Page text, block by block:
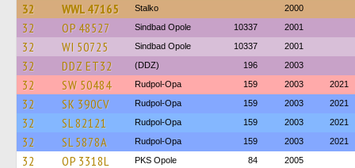
32 WWL 47165 Stalko 2000
32 OP 48527 Sindbad Opole 10337 2001
32 WI 50725 Sindbad Opole 10337 2001
32 DDZ ET32 (DDZ) 196 2003
32 SW 50484 Rudpol-Opa 159 2003 2021
32 SK 390CV Rudpol-Opa 159 2003 2021
32 SL 82121 Rudpol-Opa 159 2003 2021
32 SL 5878A Rudpol-Opa 159 2003 2021
32 OP 3318L PKS Opole 84 2005